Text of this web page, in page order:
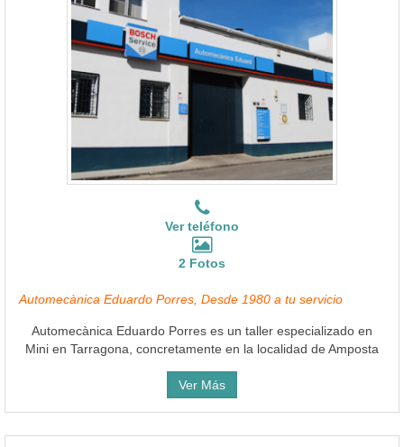
Ver teléfono
2 Fotos
Automecànica Eduardo Porres, Desde 1980 a tu servicio
Automecànica Eduardo Porres es un taller especializado en
Mini en Tarragona, concretamente en la localidad de Amposta
Ver Más